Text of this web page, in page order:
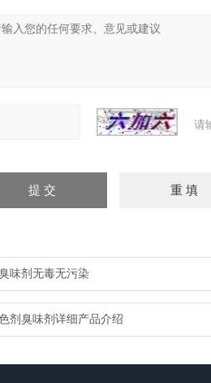
请
味剂无毒无污染
剂臭味剂详细产品介绍